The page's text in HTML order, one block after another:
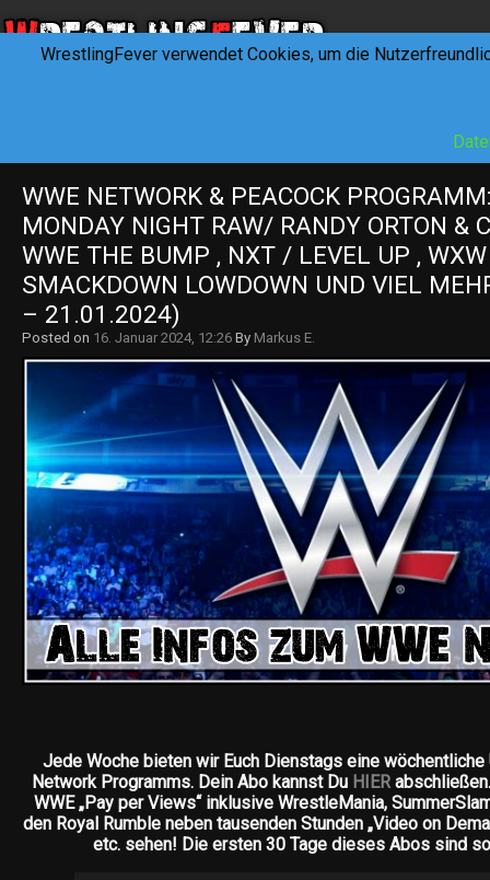
WWE NETWORK & PEACOCK
MONDAY NIGHT RAW/ RANDY ORTON &
WWE THE BUMP , NXT / LEVEL UP , WXW
SMACKDOWN LOWDOWN UND VIEL
– 21.01.2024)
Posted on 16. Januar 2024, 12:26 By Markus E.
Jede Woche bieten wir Euch Dienstags eine wöchentliche
Network Programms. Dein Abo kannst Du HIER
WWE „Pay per Views“ inklusive WrestleMania,
den Royal Rumble neben tausenden Stunden „Video on
etc. sehen! Die ersten 30 Tage dieses Abos sind
WrestlingFever verwendet Cookies, um die